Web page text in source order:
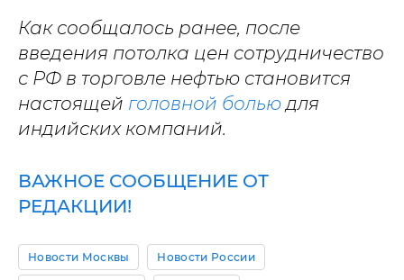
Как сообщалось ранее, после
введения потолка цен сотрудничество
с РФ в торговле нефтью становится
настоящей головной больюдля
индийских компаний.
ВАЖНОЕ СООБЩЕНИЕ ОТ
РЕДАКЦИИ!
Новости Москвы Новости России